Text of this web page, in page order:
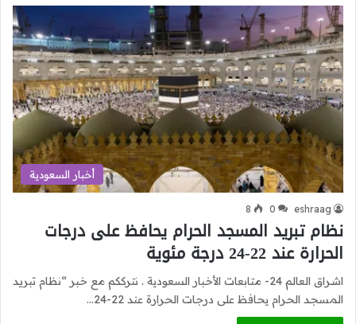
أخبار السعودية
eshraag
0
8
نظام تبريد المسجد الحرام يحافظ على درجات
الحرارة عند 22-24 درجة مئوية
اشراق العالم 24- متابعات الأخبار السعودية . نترككم مع خبر “نظام تبريد
المسجد الحرام يحافظ على درجات الحرارة عند 22-24…